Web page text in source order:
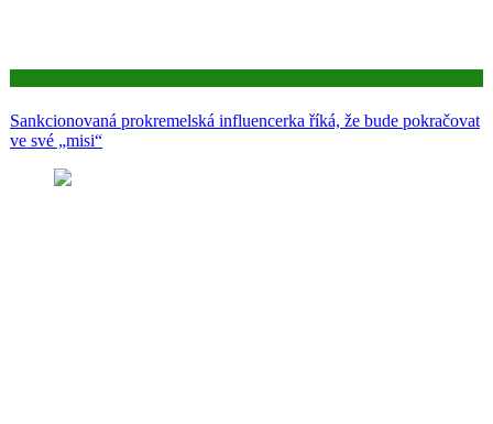
Sankcionovaná prokremelská influencerka říká, že bude pokračovat
ve své „misi“